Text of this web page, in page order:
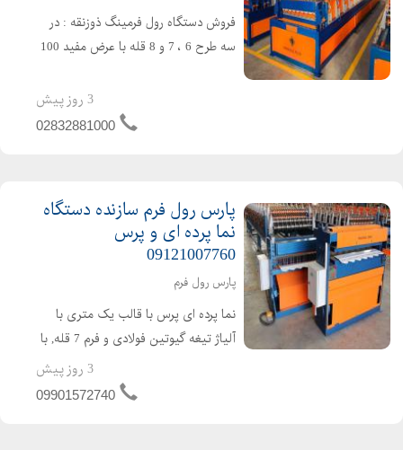
فروش دستگاه رول فرمینگ ذوزنقه : در
سه طرح 6 ، 7 و 8 قله با عرض مفید 100
دقیقه. زمان ساخت این دستگاه 30 روز
می باشد. دستگاه ها شامل 1 سال
3 روز پیش
02832881000
پارس رول فرم سازنده دستگاه
نما پرده ای و پرس
09121007760
پارس رول فرم
نما پرده ای پرس با قالب یک متری با
آلیاژ تیغه گیوتین فولادی و فرم 7 قله, با
عرض 20الی 30 سانتی متر با شافت
مستقیم 48 این دستگاه دارای ضمانت
3 روز پیش
09901572740